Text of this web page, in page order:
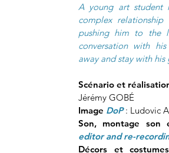
A young art student
complex
pushing him to the
conversation with
away and stay with his
Scénario et
Jérémy GOBÉ
Image DoP: Ludovic
Son, montage son
editor and re-
Décors et